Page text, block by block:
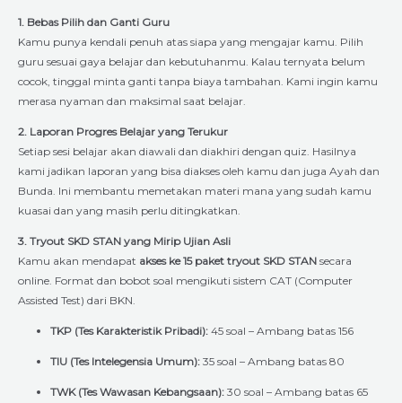
1. Bebas Pilih dan Ganti Guru
Kamu punya kendali penuh atas siapa yang mengajar kamu. Pilih
guru sesuai gaya belajar dan kebutuhanmu. Kalau ternyata belum
cocok, tinggal minta ganti tanpa biaya tambahan. Kami ingin kamu
merasa nyaman dan maksimal saat belajar.
2. Laporan Progres Belajar yang Terukur
Setiap sesi belajar akan diawali dan diakhiri dengan quiz. Hasilnya
kami jadikan laporan yang bisa diakses oleh kamu dan juga Ayah dan
Bunda. Ini membantu memetakan materi mana yang sudah kamu
kuasai dan yang masih perlu ditingkatkan.
3. Tryout SKD STAN yang Mirip Ujian Asli
Kamu akan mendapat akses ke 15 paket tryout SKD STAN secara
online. Format dan bobot soal mengikuti sistem CAT (Computer
Assisted Test) dari BKN.
TKP (Tes Karakteristik Pribadi): 45 soal – Ambang batas 156
TIU (Tes Intelegensia Umum): 35 soal – Ambang batas 80
TWK (Tes Wawasan Kebangsaan): 30 soal – Ambang batas 65